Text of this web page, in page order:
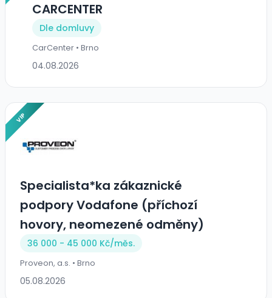
CARCENTER
Dle domluvy
CarCenter • Brno
04.08.2026
VIP
Specialista*ka zákaznické
podpory Vodafone (příchozí
hovory, neomezené odměny)
36 000 - 45 000 Kč/měs.
Proveon, a.s. • Brno
05.08.2026